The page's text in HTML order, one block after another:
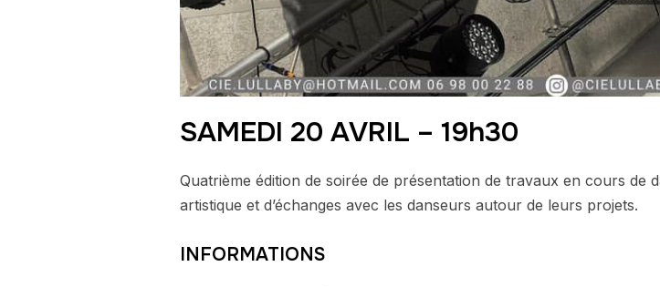
SAMEDI 20 AVRIL – 19h30
Quatrième édition de soirée de présentation de travaux en cours de
artistique et d’échanges avec les danseurs autour de leurs projets.
INFORMATIONS